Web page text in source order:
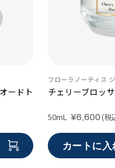
ードト
フローラノーティス
チェリーブロッ
50mL ¥6,600 (税
カートに入